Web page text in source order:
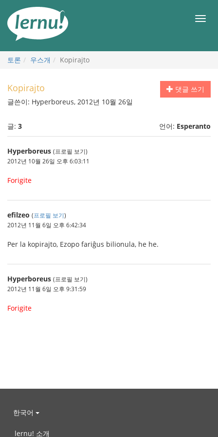
메
토론 우스개 Kopirajto
댓글 쓰기
Kopirajto
글쓴이: Hyperboreus, 2012년 10월 26일
글: 3 언어: Esperanto
Hyperboreus (프로필 보기)
2012년 10월 26일 오후 6:03:11
Forigite
efilzeo (프로필 보기)
2012년 11월 6일 오후 6:42:34
Per la kopirajto, Ezopo fariĝus bilionula, he he.
Hyperboreus (프로필 보기)
2012년 11월 6일 오후 9:31:59
Forigite
한국어
lernu! 소개